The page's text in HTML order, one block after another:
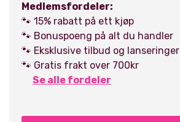
Medlemsfordeler:
🐾 15% rabatt på ett kjøp
🐾 Bonuspoeng på alt du handler
🐾 Eksklusive tilbud og lanseringer
🐾 Gratis frakt over 700kr
Se alle fordeler